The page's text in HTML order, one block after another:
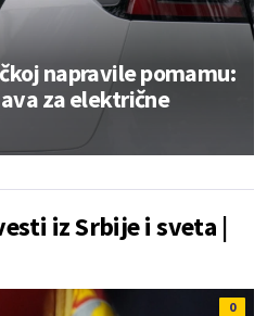
napravile pomamu:
za električne
iz Srbije i sveta |
0